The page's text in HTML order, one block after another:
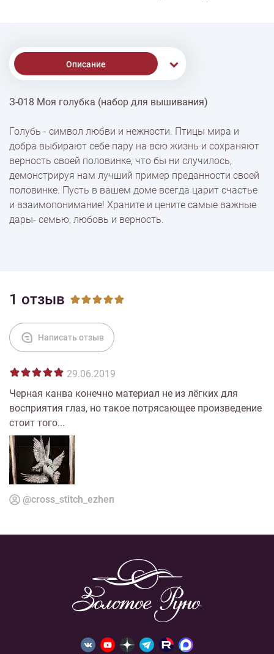
Описание
% Скидки
Доставка
Оплата
З-018 Моя голубка (набор для вышивания)
Голубь - символ любви и нежности. Птицы мира и
добра выбирают себе пару на всю жизнь и сохраняют
верность своей половинке, что бы ни случилось,
демонстрируя нам лучший пример преданности своей
половинке. Пусть в вашем доме всегда царит счастье
и взаимопонимание! Храните и цените самые важные
дары- семью, любовь и верность.
1 отзыв
Написать отзыв
29.06.2019
Черная кaнва конечно материал не из лёгких для
восприятия глаз, но такое потрясающее произведение
стоит того...
@cross_stitch_ezhen